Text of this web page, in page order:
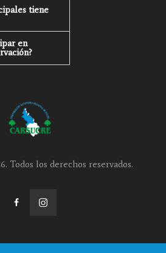
tiene
en
Todos los derechos reservados.